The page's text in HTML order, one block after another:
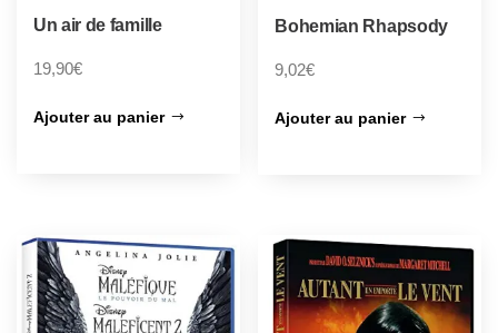
Un air de famille
19,90€
Ajouter au panier
Bohemian Rhapsody
9,02€
Ajouter au panier